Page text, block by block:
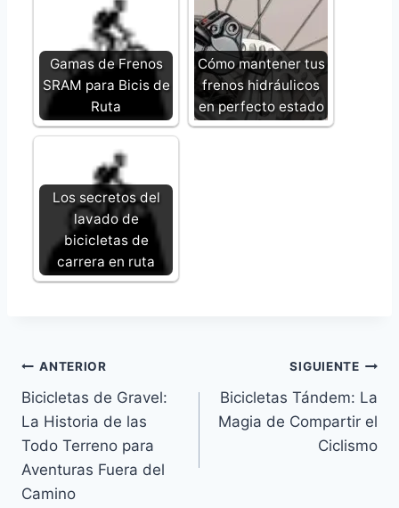
Gamas de Frenos
SRAM para Bicis de
Ruta
Cómo mantener tus
frenos hidráulicos
en perfecto estado
Los secretos del
lavado de
bicicletas de
carrera en ruta
Navegación
de
entradas
ANTERIOR
Bicicletas de Gravel:
La Historia de las
Todo Terreno para
Aventuras Fuera del
Camino
SIGUIENTE
Bicicletas Tándem: La
Magia de Compartir el
Ciclismo